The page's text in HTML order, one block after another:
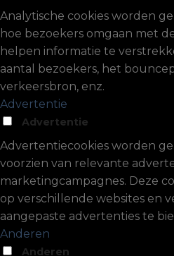
Analytische cookies worden
hoe bezoekers omgaan met
helpen informatie te
aantal bezoekers, het
verkeersbron, enz.
Advertentie
Advertentie
Advertentiecookies worden
voorzien van relevante
marketingcampagnes. Deze
op verschillende websites en
aangepaste advertenties te
Anderen
Anderen